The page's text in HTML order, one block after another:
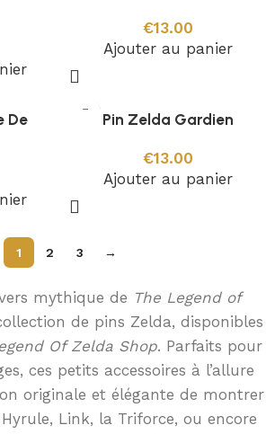
€13.00
Ajouter au panier
De
Pin Zelda Gardien
€13.00
Ajouter au panier
1 2 3 →
mythique de The Legend of
de pins Zelda, disponibles
Of Zelda Shop. Parfaits pour
ces petits accessoires à l’allure
originale et élégante de montrer
Link, la Triforce, ou encore